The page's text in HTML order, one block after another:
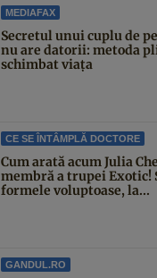
MEDIAFAX
Secretul unui cuplu de
nu are datorii: metoda
schimbat viața
CE SE ÎNTÂMPLĂ DOCTORE
Cum arată acum Julia
membră a trupei Exotic!
formele voluptoase, la...
GANDUL.RO